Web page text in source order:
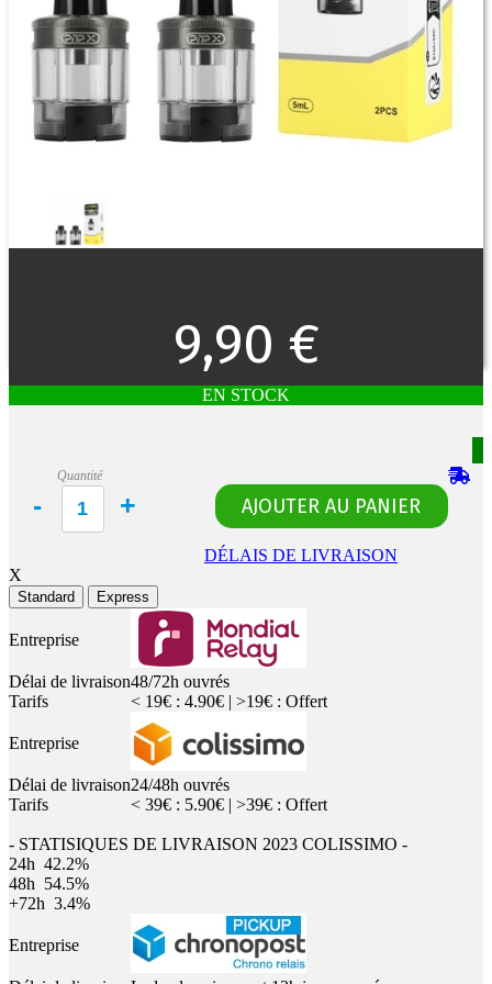
9,90 €
EN STOCK
Quantité
DÉLAIS DE LIVRAISON
X
Standard Express
Entreprise
Délai de livraison48/72h ouvrés
Tarifs
< 19€ : 4.90€ | >19€ : Offert
Entreprise
Délai de livraison24/48h ouvrés
Tarifs
< 39€ : 5.90€ | >39€ : Offert
- STATISIQUES DE LIVRAISON 2023 COLISSIMO -
24h 42.2%
48h 54.5%
+72h 3.4%
Entreprise